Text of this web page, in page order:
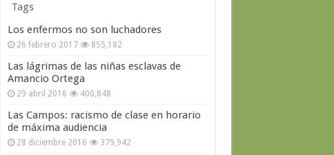
Tags
Los enfermos no son luchadores
26 febrero 2017 855,182
Las lágrimas de las niñas esclavas de
Amancio Ortega
29 abril 2016 400,848
Las Campos: racismo de clase en horario
de máxima audiencia
28 diciembre 2016 379,942